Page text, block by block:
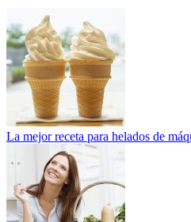
La mejor receta para helados de